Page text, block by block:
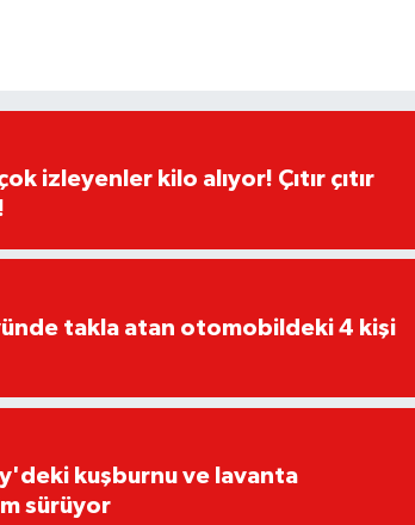
izleyenler kilo alıyor! Çıtır çıtır
takla atan otomobildeki 4 kişi
kuşburnu ve lavanta
sürüyor